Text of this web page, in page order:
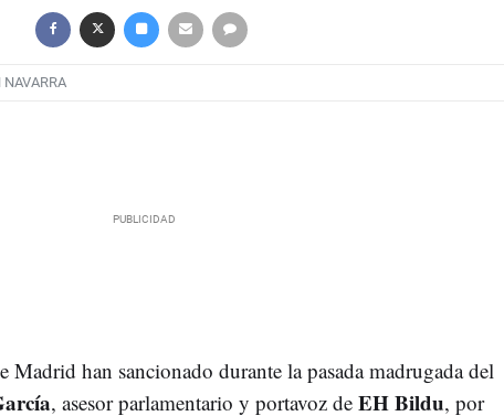
NAVARRA
Madrid han sancionado durante la pasada madrugada del
, asesor parlamentario y portavoz de EH Bildu, por